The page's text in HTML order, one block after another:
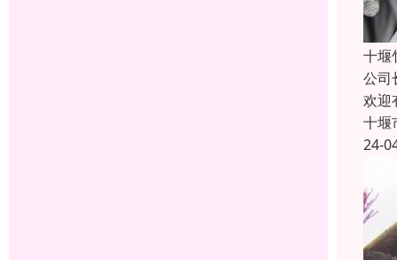
十堰
公司
欢迎
十堰
24-